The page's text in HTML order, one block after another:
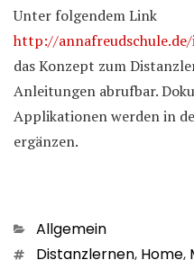
Unter folgendem Link
http://
das Konzept zum
Anleitungen abrufbar.
Applikationen werden in
ergänzen.
Kategorien
Allgemein
Schlagwörter
Distanzlernen, Home,